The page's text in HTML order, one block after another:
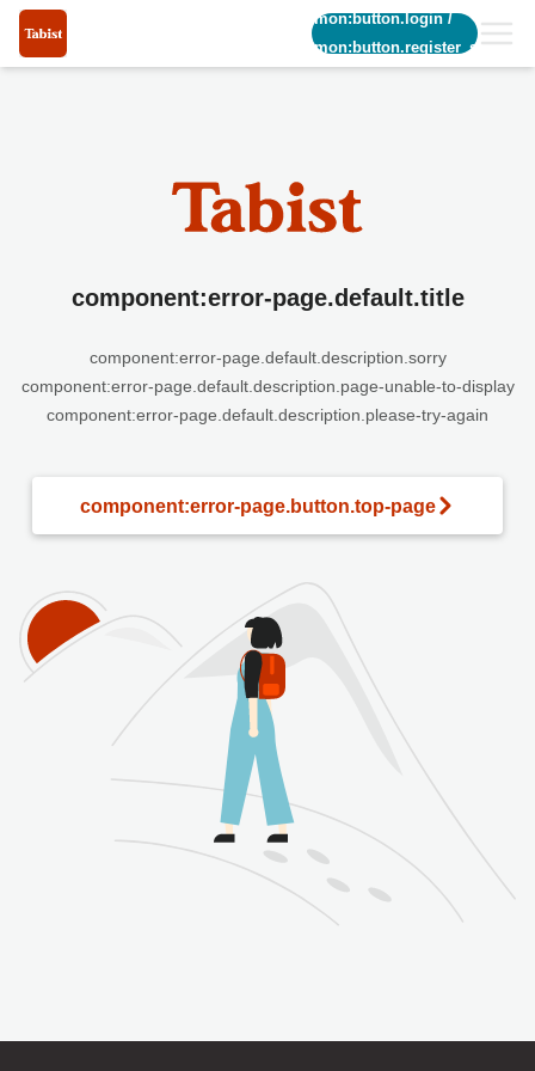
common:button.login/
common:button.register_short
component:error-page.default.title
component:error-page.default.description.sorry
component:error-page.default.description.page-unable-to-display
component:error-page.default.description.please-try-again
component:error-page.button.top-page